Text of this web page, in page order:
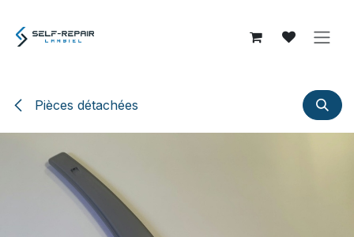
Pièces détachées